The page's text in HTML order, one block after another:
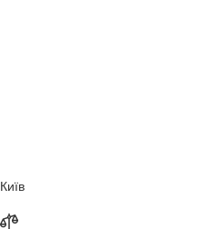
Київ